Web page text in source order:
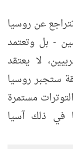
عن روسيا
- بل وتعتمد
لا يعتقد
ستجبر روسيا
مستمرة
في ذلك آسيا